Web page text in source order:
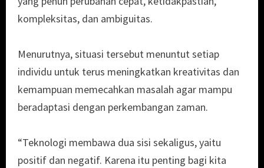
kompleksitas, dan ambiguitas.
Menurutnya, situasi tersebut menuntut setiap
individu untuk terus meningkatkan kreativitas dan
kemampuan memecahkan masalah agar mampu
beradaptasi dengan perkembangan zaman.
“Teknologi membawa dua sisi sekaligus, yaitu
positif dan negatif. Karena itu penting bagi kita